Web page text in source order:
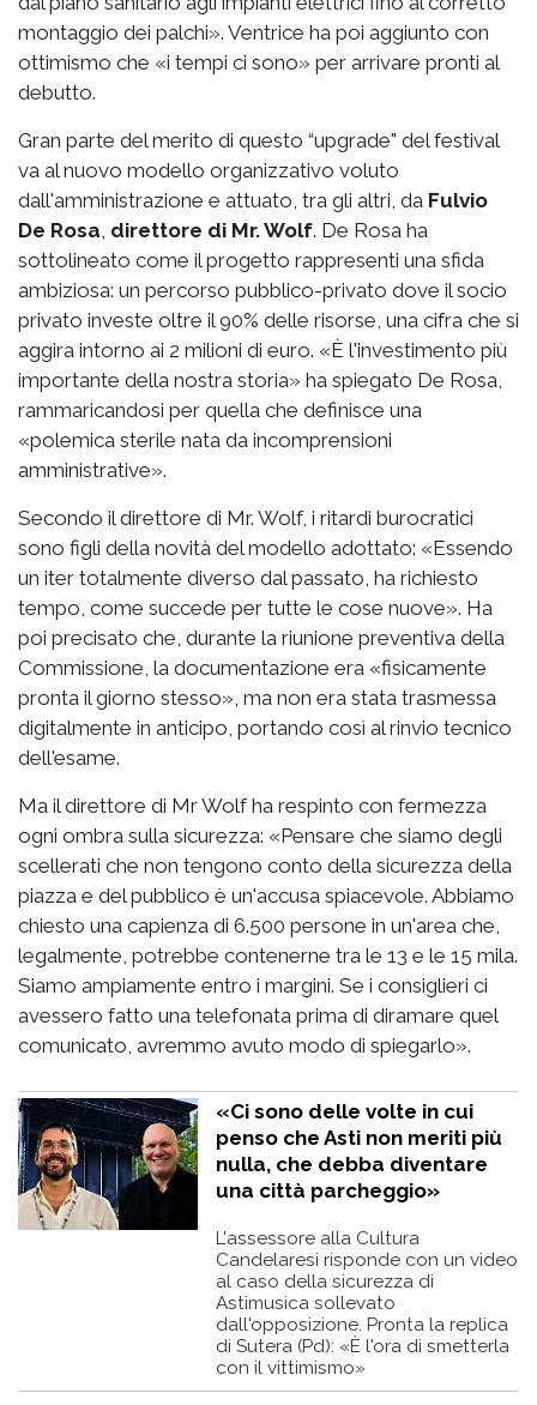
montaggio dei palchi». Ventrice ha poi aggiunto con
ottimismo che «i tempi ci sono» per arrivare pronti al
debutto.
Gran parte del merito di questo “upgrade" del festival
va al nuovo modello organizzativo voluto
dall'amministrazione e attuato, tra gli altri, da Fulvio
De Rosa direttore di Mr. Wolf. De Rosa ha
sottolineato come il progetto rappresenti una sfida
ambiziosa: un percorso pubblico-privato dove il socio
privato investe oltre il 90% delle risorse, una cifra che si
aggira intorno ai 2 milioni di euro. «È l'investimento più
importante della nostra storia» ha spiegato De Rosa,
rammaricandosi per quella che definisce una
«polemica sterile nata da incomprensioni
amministrative».
Secondo il direttore di Mr. Wolf, i ritardi burocratici
sono figli della novità del modello adottato: «Essendo
un iter totalmente diverso dal passato, ha richiesto
tempo, come succede per tutte le cose nuove». Ha
poi precisato che, durante la riunione preventiva della
Commissione, la documentazione era «fisicamente
pronta il giorno stesso», ma non era stata trasmessa
digitalmente in anticipo, portando così al rinvio tecnico
dell'esame.
Ma il direttore di Mr Wolf ha respinto con fermezza
ogni ombra sulla sicurezza: «Pensare che siamo degli
scellerati che non tengono conto della sicurezza della
piazza e del pubblico è un'accusa spiacevole. Abbiamo
chiesto una capienza di 6.500 persone in un'area che,
legalmente, potrebbe contenerne tra le 13 e le 15 mila.
Siamo ampiamente entro i margini. Se i consiglieri ci
avessero fatto una telefonata prima di diramare quel
comunicato, avremmo avuto modo di spiegarlo».
«Ci sono delle volte in cui
penso che Asti non meriti più
nulla, che debba diventare
una città parcheggio»
L'assessore alla Cultura
Candelaresi risponde con un video
al caso della sicurezza di
Astimusica sollevato
dall'opposizione. Pronta la replica
di Sutera (Pd): «​È l'ora di smetterla
con il vittimismo»